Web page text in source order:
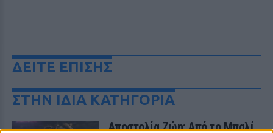
ΔΕΙΤΕ ΕΠΙΣΗΣ
ΣΤΗΝ ΙΔΙΑ ΚΑΤΗΓΟΡΙΑ
Αποστολία Ζώη: Από το Μπαλί